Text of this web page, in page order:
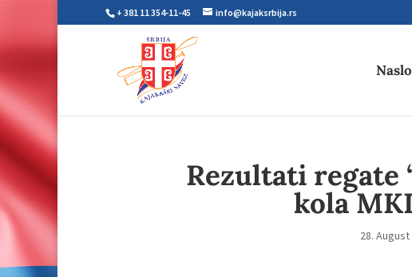
+ 381 11 354-11-45 info@kajaksrbija.rs
Rezultati regate
kola
28. August